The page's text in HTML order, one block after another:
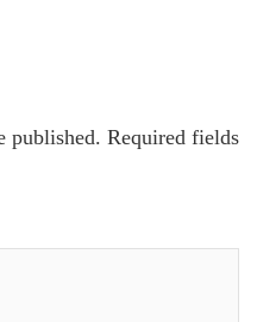
published. Required fields